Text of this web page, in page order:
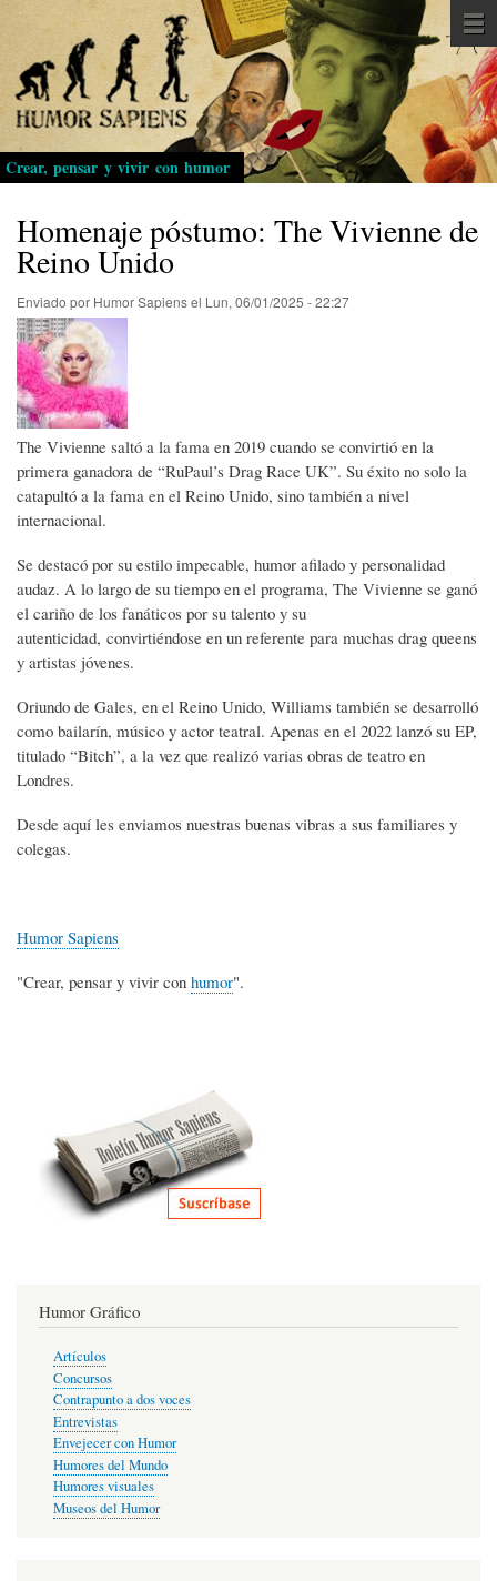
Pasar
al
contenido
principal
Crear, pensar y vivir con humor
Homenaje póstumo: The Vivienne de
Reino Unido
Enviado por Humor Sapiensel Lun, 06/01/2025 - 22:27
The Vivienne saltó a la fama en 2019 cuando se convirtió en la
primera ganadora de “RuPaul’s Drag Race UK”. Su éxito no solo la
catapultó a la fama en el Reino Unido, sino también a nivel
internacional.
Se destacó por su estilo impecable, humor afilado y personalidad
audaz. A lo largo de su tiempo en el programa, The Vivienne se ganó
el cariño de los fanáticos por su talento y su
autenticidad, convirtiéndose en un referente para muchas drag queens
y artistas jóvenes.
Oriundo de Gales, en el Reino Unido, Williams también se desarrolló
como bailarín, músico y actor teatral. Apenas en el 2022 lanzó su EP,
titulado “Bitch”, a la vez que realizó varias obras de teatro en
Londres.
Desde aquí les enviamos nuestras buenas vibras a sus familiares y
colegas.
Humor Sapiens
"Crear, pensar y vivir con humor".
Humor Gráfico
Artículos
Concursos
Contrapunto a dos voces
Entrevistas
Envejecer con Humor
Humores del Mundo
Humores visuales
Museos del Humor